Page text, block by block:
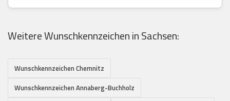
Weitere Wunschkennzeichen in Sachsen:
Wunschkennzeichen Chemnitz
Wunschkennzeichen Annaberg-Buchholz